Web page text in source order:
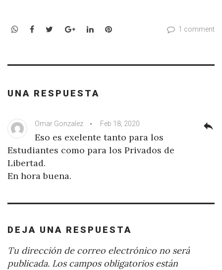
WhatsApp
Facebook
TwitterGoogle+LinkedInPinterest 1 comment
UNA RESPUESTA
Omar Gonzalez Feb 18, 2020
Eso es exelente tanto para los
Estudiantes como para los Privados de
Libertad.
En hora buena.
reply
DEJA UNA RESPUESTA
Tu dirección de correo electrónico no será
publicada. Los campos obligatorios están